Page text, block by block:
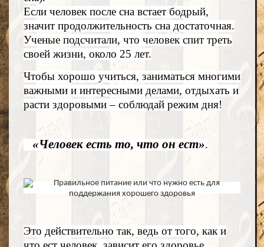
Если человек после сна встает бодрый,
значит продолжительность сна достаточная.
Ученые подсчитали, что человек спит треть
своей жизни, около 25 лет.
Чтобы хорошо учиться, заниматься многими
важными и интересными делами, отдыхать и
расти здоровыми – соблюдай режим дня!
«Человек есть то, что он ест».
Это действительно так, ведь от того, как и